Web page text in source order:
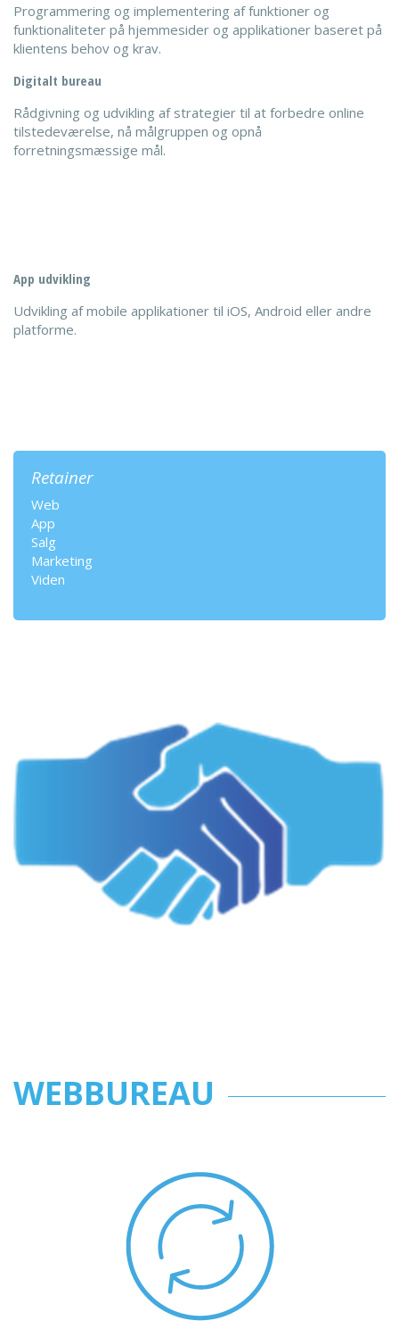
Programmering og implementering af funktioner og
funktionaliteter på hjemmesider og applikationer baseret på
klientens behov og krav.
Digitalt bureau
Rådgivning og udvikling af strategier til at forbedre online
tilstedeværelse, nå målgruppen og opnå
forretningsmæssige mål.
App udvikling
Udvikling af mobile applikationer til iOS, Android eller andre
platforme.
Retainer
Web
App
Salg
Marketing
Viden
WEBBUREAU